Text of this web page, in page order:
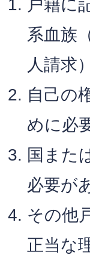
戸籍に
系血族
人請求）
自己の
めに必
国また
必要が
その他
正当な